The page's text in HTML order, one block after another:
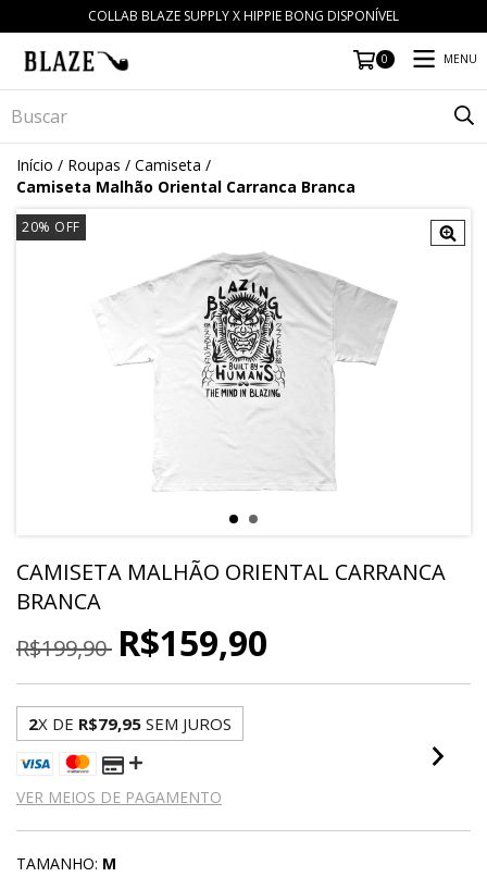
COLLAB BLAZE SUPPLY X HIPPIE BONG DISPONÍVEL
0 MENU
Início / Roupas / Camiseta /
Camiseta Malhão Oriental Carranca Branca
20% OFF
CAMISETA MALHÃO ORIENTAL CARRANCA
BRANCA
R$199,90 R$159,90
2X DE R$79,95 SEM JUROS
VER MEIOS DE PAGAMENTO
TAMANHO: M